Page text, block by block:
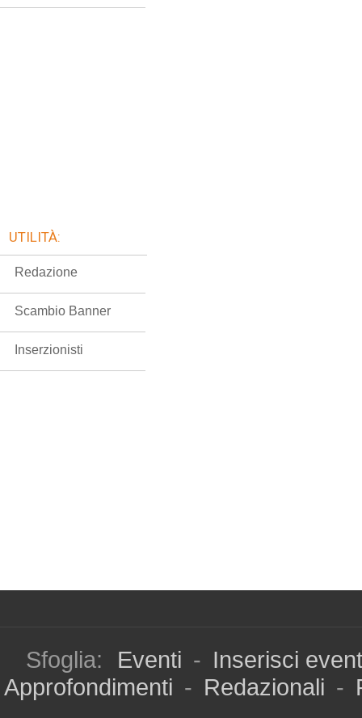
UTILITÀ:
Redazione
Scambio Banner
Inserzionisti
Sfoglia: Eventi - Inserisci
Approfondimenti - Redazionali -